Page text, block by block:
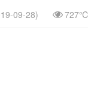
09-28) 727℃